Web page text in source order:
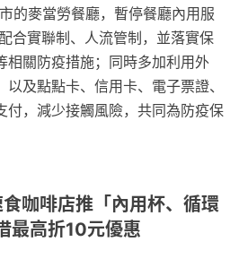
的麥當勞餐廳，暫停餐廳內用服
合實聯制、人流管制，並落實保
相關防疫措施；同時多加利用外
及點點卡、信用卡、電子票證、
付，減少接觸風險，共同為防疫保
咖啡店推「內用杯、循環
最高折10元優惠